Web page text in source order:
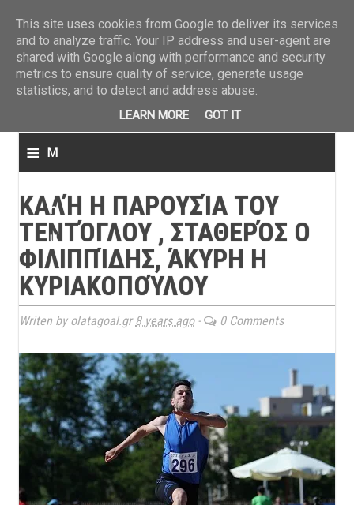
≡ M
n
u
ΚΑΛΉ Η ΠΑΡΟΥΣΊΑ ΤΟΥ
ΤΕΝΤΌΓΛΟΥ , ΣΤΑΘΕΡΌΣ Ο
ΦΙΛΙΠΠΊΔΗΣ, ΆΚΥΡΗ Η
ΚΥΡΙΑΚΟΠΟΎΛΟΥ
Writen by olatagoal.gr8 years ago- 0 Comments
This site uses cookies from Google to deliver its services
and to analyze traffic. Your IP address and user-agent are
shared with Google along with performance and security
metrics to ensure quality of service, generate usage
statistics, and to detect and address abuse.
LEARN MORE GOT IT